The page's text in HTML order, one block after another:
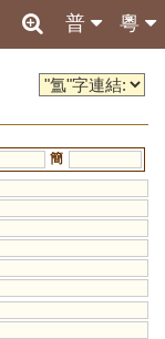
粵
普
簡